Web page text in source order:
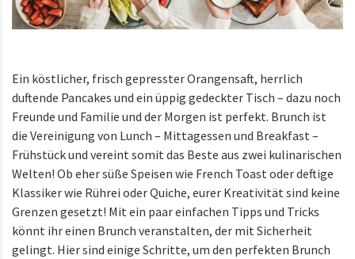
Ein köstlicher, frisch gepresster Orangensaft, herrlich
duftende Pancakes und ein üppig gedeckter Tisch – dazu noch
Freunde und Familie und der Morgen ist perfekt. Brunch ist
die Vereinigung von Lunch – Mittagessen und Breakfast –
Frühstück und vereint somit das Beste aus zwei kulinarischen
Welten! Ob eher süße Speisen wie French Toast oder deftige
Klassiker wie Rührei oder Quiche, eurer Kreativität sind keine
Grenzen gesetzt! Mit ein paar einfachen Tipps und Tricks
könnt ihr einen Brunch veranstalten, der mit Sicherheit
gelingt. Hier sind einige Schritte, um den perfekten Brunch